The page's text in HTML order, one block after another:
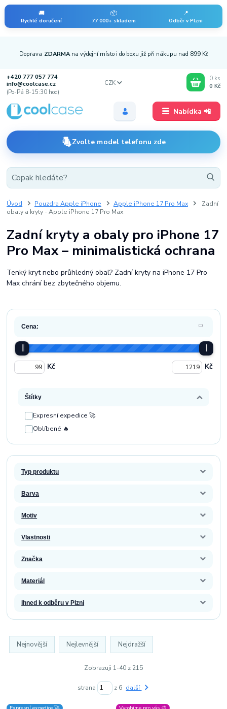
🚚
Rychlé doručení
📦
77 000+ skladem
📍
Odběr v Plzni
Nabídka 📲
Doprava ZDARMA na výdejní místo i do boxu již při nákupu nad 899 Kč
+420 777 057 774
info@coolcase.cz
(Po-Pá 8-15:30 hod)
Zvolte model telefonu zde
CZK
0 ks
0 Kč
Úvod Pouzdra Apple iPhone Apple iPhone 17 Pro Max
Zadní
obaly a kryty - Apple iPhone 17 Pro Max
Zadní kryty a obaly pro iPhone 17
Pro Max – minimalistická ochrana
Tenký kryt nebo průhledný obal? Zadní kryty na iPhone 17 Pro
Max chrání bez zbytečného objemu.
Cena:
Kč Kč
Štítky
Expresní expedice 🚀
Oblíbené 🔥
Typ produktu
Barva
Motiv
Vlastnosti
Značka
Materiál
Ihned k odběru v Plzni
Nejnovější Nejlevnější Nejdražší
Zobrazuji 1-40 z 215
strana z 6 další